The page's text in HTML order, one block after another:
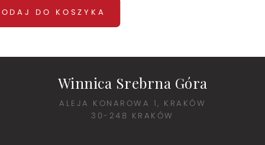
Z
DEGUSTACJĄ
DO KOSZYKA
Winnica Srebrna Góra
ALEJA KONAROWA 1, KRAKÓW
30-248 KRAKÓW